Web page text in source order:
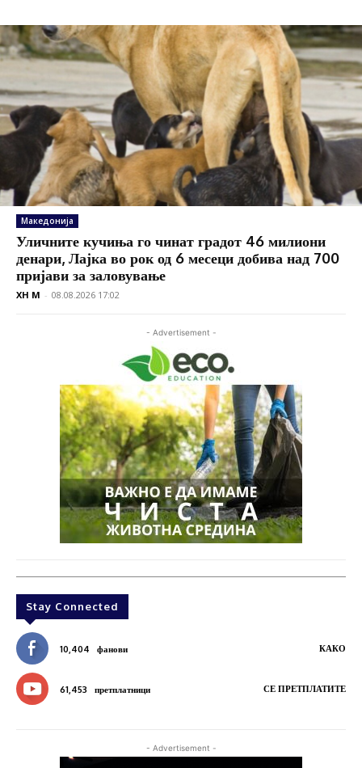
Македонија
Уличните кучиња го чинат градот 46 милиони
денари, Лајка во рок од 6 месеци добива над 700
пријави за заловување
XH M - 08.08.2026 17:02
- Advertisement -
Stay Connected
10,404 фанови КАКО
61,453 претплатници СЕ ПРЕТПЛАТИТЕ
- Advertisement -